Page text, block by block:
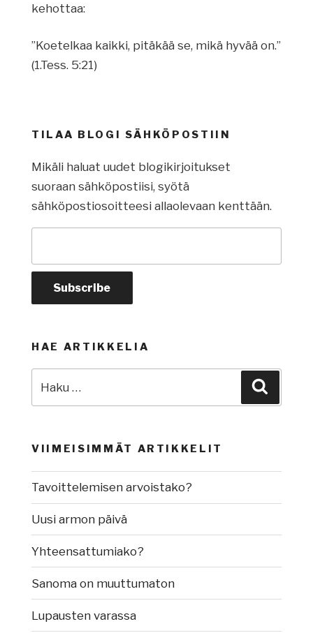
kehottaa:
”Koetelkaa kaikki, pitäkää se, mikä hyvää on.”
(1.Tess. 5:21)
TILAA BLOGI SÄHKÖPOSTIIN
Mikäli haluat uudet blogikirjoitukset
suoraan sähköpostiisi, syötä
sähköpostiosoitteesi allaolevaan kenttään.
HAE ARTIKKELIA
VIIMEISIMMÄT ARTIKKELIT
Tavoittelemisen arvoistako?
Uusi armon päivä
Yhteensattumiako?
Sanoma on muuttumaton
Lupausten varassa